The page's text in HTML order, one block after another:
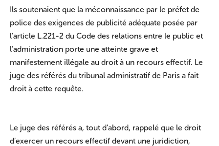
Ils soutenaient que la méconnaissance par le préfet de
police des exigences de publicité adéquate posée par
l’article L.221-2 du Code des relations entre le public et
l’administration porte une atteinte grave et
manifestement illégale au droit à un recours effectif. Le
juge des référés du tribunal administratif de Paris a fait
droit à cette requête.
Le juge des référés a, tout d’abord, rappelé que le droit
d’exercer un recours effectif devant une juridiction,